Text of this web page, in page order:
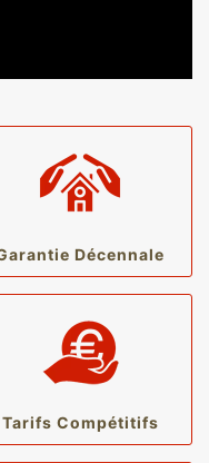
Décennale
Tarifs Compétitifs